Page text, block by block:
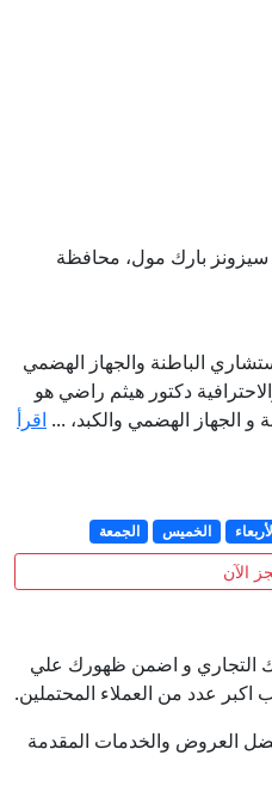
أول سيزونز بارك مول، محافظة
الباطنة والجهاز الهضمي
دكتور هيثم راضي هو
الجهاز الهضمي والكبد، ... اقرأ
الخميس الجمعة
الآن
التجاري و اضمن ظهورك علي
عدد من العملاء المحتملين.
العروض والخدمات المقدمة